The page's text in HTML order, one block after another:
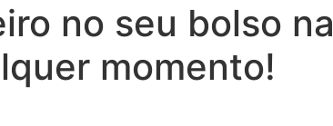
no seu bolso na
momento!